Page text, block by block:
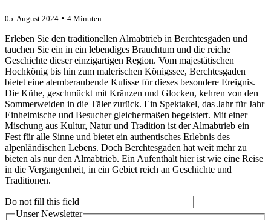
05. August 2024 • 4 Minuten
Erleben Sie den traditionellen Almabtrieb in Berchtesgaden und
tauchen Sie ein in ein lebendiges Brauchtum und die reiche
Geschichte dieser einzigartigen Region. Vom majestätischen
Hochkönig bis hin zum malerischen Königssee, Berchtesgaden
bietet eine atemberaubende Kulisse für dieses besondere Ereignis.
Die Kühe, geschmückt mit Kränzen und Glocken, kehren von den
Sommerweiden in die Täler zurück. Ein Spektakel, das Jahr für Jahr
Einheimische und Besucher gleichermaßen begeistert. Mit einer
Mischung aus Kultur, Natur und Tradition ist der Almabtrieb ein
Fest für alle Sinne und bietet ein authentisches Erlebnis des
alpenländischen Lebens. Doch Berchtesgaden hat weit mehr zu
bieten als nur den Almabtrieb. Ein Aufenthalt hier ist wie eine Reise
in die Vergangenheit, in ein Gebiet reich an Geschichte und
Traditionen.
Do not fill this field
Unser Newsletter